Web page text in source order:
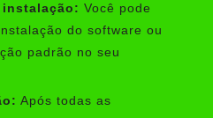
Você pode
do software ou
padrão no seu
Após todas as